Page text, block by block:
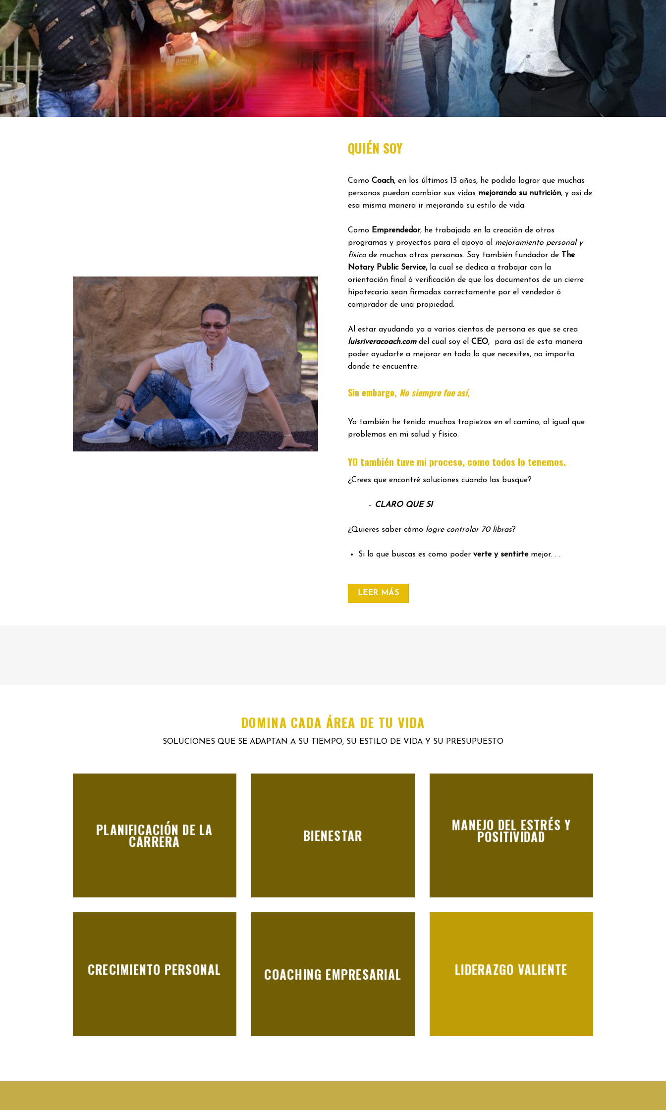
QUIÉN SOY
Como Coach, en los últimos 13 años, he podido lograr que muchas
personas puedan cambiar sus vidas mejorando su nutrición, y así de
esa misma manera ir mejorando su estilo de vida.
Como Emprendedor, he trabajado en la creación de otros
programas y proyectos para el apoyo al mejoramiento personal y
físico de muchas otras personas. Soy también fundador de
The
Notary Public Service,la cual se dedica a trabajar con la
orientación final ó verificación de que los documentos de un cierre
hipotecario sean firmados correctamente por el vendedor ó
comprador de una propiedad.
Al estar ayudando ya a varios cientos de persona es que se crea
luisriveracoach.comdel cual soy el CEO, para así de esta manera
poder ayudarte a mejorar en todo lo que necesites, no importa
donde te encuentre.
Sin embargo, No siempre fue así,
Yo también he tenido muchos tropiezos en el camino, al igual que
problemas en mi salud y físico.
YO también tuve mi proceso, como todos lo tenemos.
¿Crees que encontré soluciones cuando las busque?
– CLARO QUE SI
¿Quieres saber cómo logre controlar 70 libras?
Si lo que buscas es como poder verte y sentirtemejor. . .
LEER MÁS
DOMINA CADA ÁREA DE TU VIDA
SOLUCIONES QUE SE ADAPTAN A SU TIEMPO, SU ESTILO DE VIDA Y SU PRESUPUESTO
PLANIFICACIÓN DE LA
CARRERA BIENESTAR
MANEJO DEL ESTRÉS Y
POSITIVIDAD
CRECIMIENTO PERSONAL COACHING EMPRESARIAL LIDERAZGO VALIENTE